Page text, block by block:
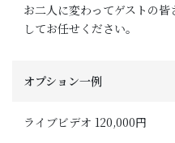
お二人に変わってゲストの
してお任せください。
オプション一例
ライブビデオ 120,000円